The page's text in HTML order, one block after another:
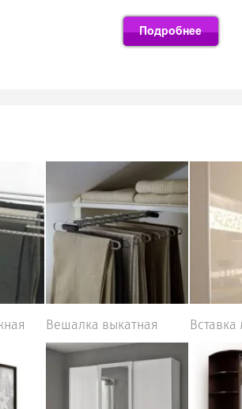
Вешалка выкатная Вставка